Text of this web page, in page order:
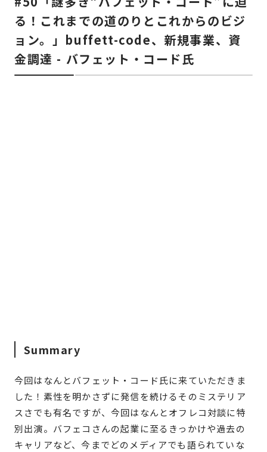
る！これまでの道のりとこれからのビジ
ョン。」buffett-code、新規事業、資
金調達 - バフェット・コード氏
Summary
今回はなんとバフェット・コード氏に来ていただきま
した！素性を明かさずに発信を続けるそのミステリア
スさでも有名ですが、今回はなんとオフレコ対談に特
別出演。バフェコさんの起業に至るきっかけや過去の
キャリアなど、今までどのメディアでも語られていな